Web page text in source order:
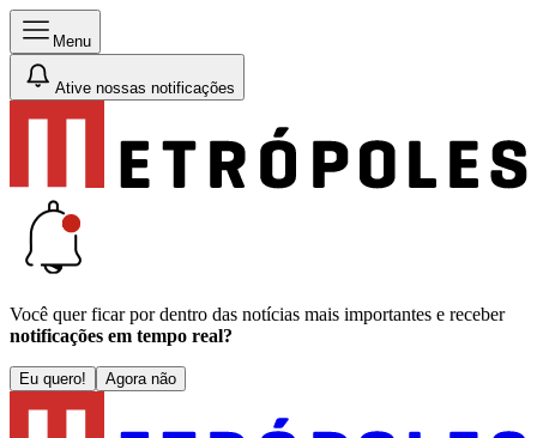
Menu
Ative nossas notificações
Você quer ficar por dentro das notícias mais importantes e receber
notificações em tempo real?
Eu quero! Agora não